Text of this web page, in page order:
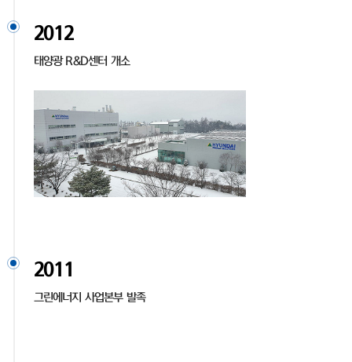
2012
태양광 R&D센터 개소
2011
그린에너지 사업본부 발족